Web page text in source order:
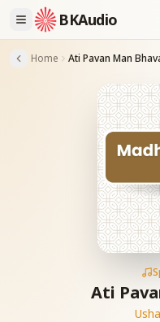
BKAudio
Home Ati Pavan Man
Ati